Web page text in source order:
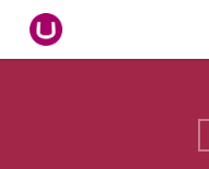
Pular
para